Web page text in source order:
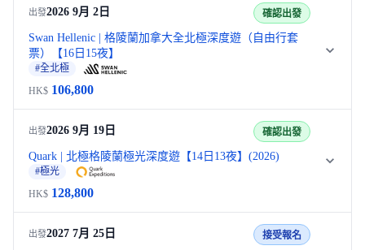
出發2026 9月 2日
Swan Hellenic | 格陵蘭加拿大全北極深度遊（自由行套
票）【16日15夜】
#全北極
確認出發
HK$ 106,800
出發2026 9月 19日
Quark | 北極格陵蘭極光深度遊【14日13夜】(2026)
#極光
確認出發
HK$ 128,800
出發2027 7月 25日 接受報名